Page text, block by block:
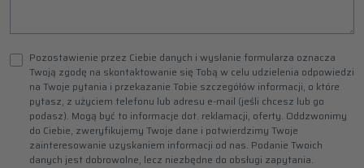
Pozostawienie przez Ciebie danych i wysłanie formularza oznacza
Twoją zgodę na skontaktowanie się Tobą w celu udzielenia odpowiedzi
na Twoje pytania i przekazanie Tobie szczegółów informacji, o które
pytasz, z użyciem telefonu lub adresu e-mail (jeśli chcesz lub go
podasz). Mogą być to informacje dot. reklamacji, oferty. Oddzwonimy
do Ciebie, zweryfikujemy Twoje dane i potwierdzimy Twoje
zainteresowanie uzyskaniem informacji od nas. Podanie Twoich
danych jest dobrowolne, lecz niezbędne do obsługi zapytania.